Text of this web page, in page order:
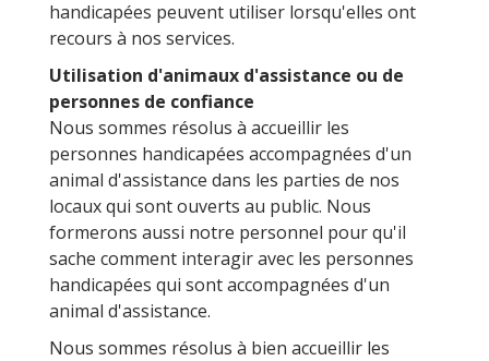
handicapées peuvent utiliser lorsqu'elles ont
recours à nos services.
Utilisation d'animaux d'assistance ou de
personnes de confiance
Nous sommes résolus à accueillir les
personnes handicapées accompagnées d'un
animal d'assistance dans les parties de nos
locaux qui sont ouverts au public. Nous
formerons aussi notre personnel pour qu'il
sache comment interagir avec les personnes
handicapées qui sont accompagnées d'un
animal d'assistance.
Nous sommes résolus à bien accueillir les